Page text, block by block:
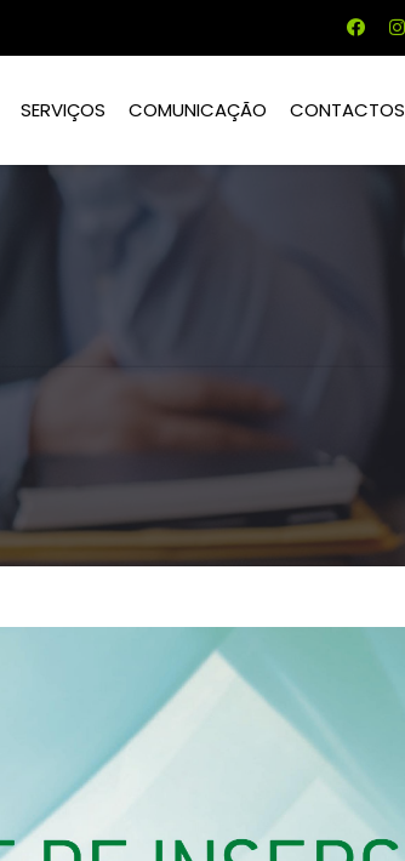
SERVIÇOS COMUNICAÇÃO CONTACTOS